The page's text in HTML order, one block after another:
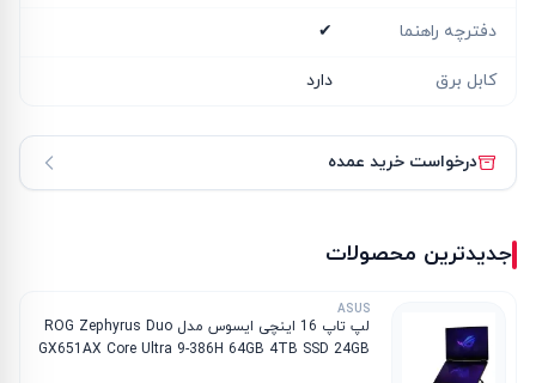
دفترچه راهنما ✔
کابل برق دارد
درخواست خرید عمده
جدیدترین محصولات
ASUS
لپ تاپ 16 اینچی ایسوس مدل ROG Zephyrus Duo
GX651AX Core Ultra 9-386H 64GB 4TB SSD 24GB